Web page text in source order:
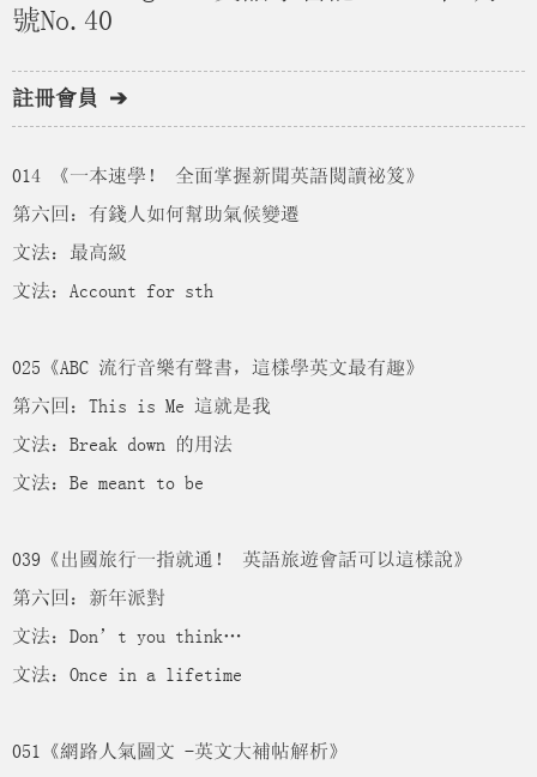
號No.40
註冊會員 ➔
014 《一本速學！ 全面掌握新聞英語閱讀祕笈》
第六回：有錢人如何幫助氣候變遷
文法：最高級
文法：Account for sth
025《ABC 流行音樂有聲書，這樣學英文最有趣》
第六回：This is Me 這就是我
文法：Break down 的用法
文法：Be meant to be
039《出國旅行一指就通！ 英語旅遊會話可以這樣說》
第六回：新年派對
文法：Don’t you think…
文法：Once in a lifetime
051《網路人氣圖文 -英文大補帖解析》